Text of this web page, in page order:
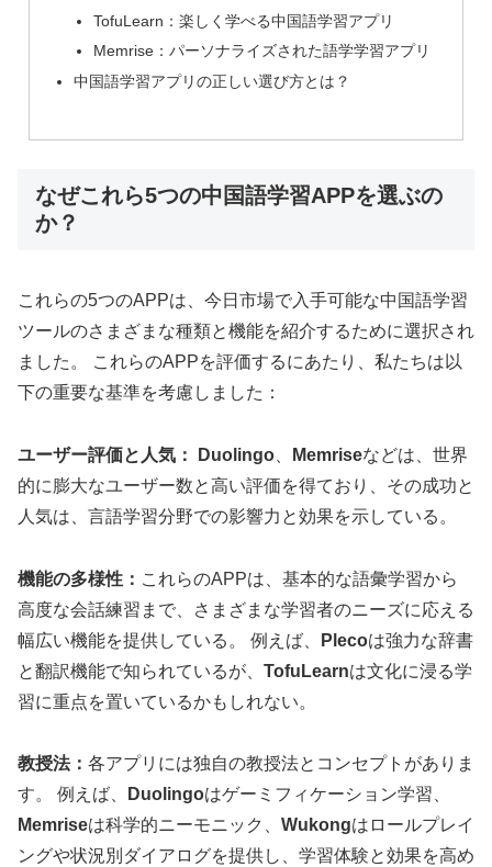
TofuLearn：楽しく学べる中国語学習アプリ
Memrise：パーソナライズされた語学学習アプリ
中国語学習アプリの正しい選び方とは？
なぜこれら5つの中国語学習APPを選ぶの
か？
これらの5つのAPPは、今日市場で入手可能な中国語学習
ツールのさまざまな種類と機能を紹介するために選択され
ました。 これらのAPPを評価するにあたり、私たちは以
下の重要な基準を考慮しました：
ユーザー評価と人気： Duolingo Memriseなどは、世界
的に膨大なユーザー数と高い評価を得ており、その成功と
人気は、言語学習分野での影響力と効果を示している。
機能の多様性： これらのAPPは、基本的な語彙学習から
高度な会話練習まで、さまざまな学習者のニーズに応える
幅広い機能を提供している。 例えば、
Plecoは強力な辞書
と翻訳機能で知られているが、 TofuLearnは文化に浸る学
習に重点を置いているかもしれない。
教授法： 各アプリには独自の教授法とコンセプトがありま
す。 例えば、
Duolingoはゲーミフィケーション学習、
Memriseは科学的ニーモニック、 Wukongはロールプレイ
ングや状況別ダイアログを提供し、学習体験と効果を高め